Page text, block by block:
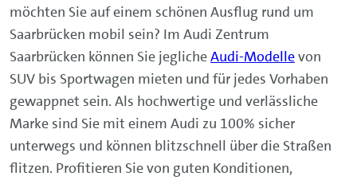
möchten Sie auf einem schönen Ausflug rund um
Saarbrücken mobil sein? Im Audi Zentrum
Saarbrücken können Sie jeglicheAudi-Modellevon
SUV bis Sportwagen mieten und für jedes Vorhaben
gewappnet sein. Als hochwertige und verlässliche
Marke sind Sie mit einem Audi zu 100% sicher
unterwegs und können blitzschnell über die Straßen
flitzen. Profitieren Sie von guten Konditionen,